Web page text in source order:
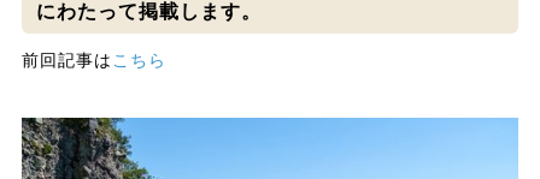
にわたって掲載します。
前回記事はこちら